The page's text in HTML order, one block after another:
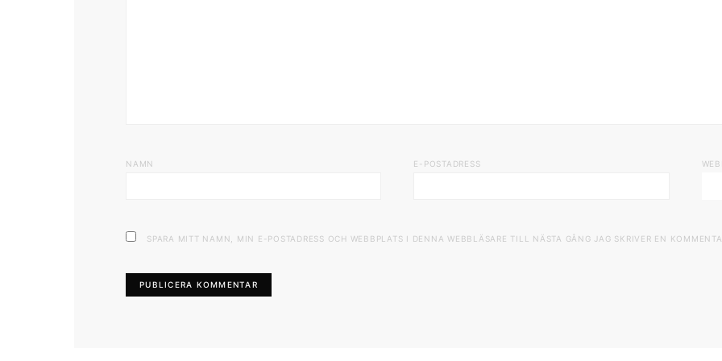
NAMN E-POSTADRESS
SPARA MITT NAMN, MIN E-POSTADRESS OCH WEBBPLATS I DENNA WEBBLÄSARE TILL NÄSTA GÅNG JAG SKRIVER EN